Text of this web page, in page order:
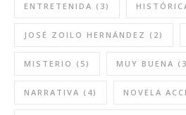
ENTRETENIDA (3)
JOSÉ ZOILO HERNÁNDEZ (2)
MISTERIO (5) MUY BUENA
NARRATIVA (4) NOVELA